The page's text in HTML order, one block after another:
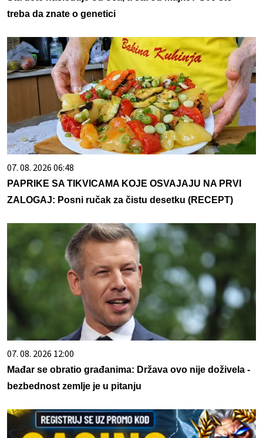
treba da znate o genetici
07. 08. 2026 06:48
PAPRIKE SA TIKVICAMA KOJE OSVAJAJU NA PRVI
ZALOGAJ: Posni ručak za čistu desetku (RECEPT)
07. 08. 2026 12:00
Mađar se obratio građanima: Država ovo nije doživela -
bezbednost zemlje je u pitanju